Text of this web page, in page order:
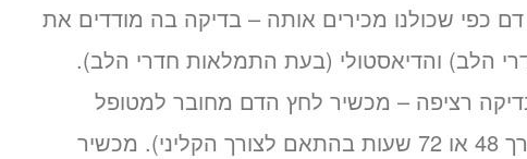
כפי שכולנו מכירים אותה – בדיקה בה מודדים את
הלב) והדיאסטולי (בעת התמלאות חדרי הלב).
רציפה – מכשיר לחץ הדם מחובר למטופל
לאורך 24 שעות לפחות (ויתכן גם שלאורך 48 או 72 שעות בהתאם לצורך הקליני). מכשיר